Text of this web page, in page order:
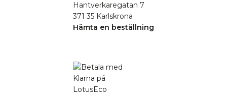
Hantverkaregatan 7
371 35 Karlskrona
Hämta en beställning